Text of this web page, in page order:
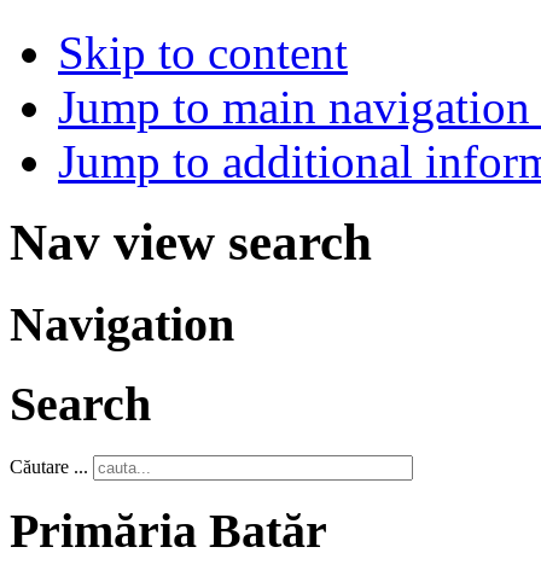
Skip to content
Jump to main
Jump to additional
Nav view search
Navigation
Search
Căutare ...
Primăria Batăr